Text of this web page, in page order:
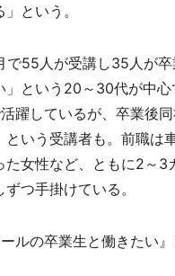
という。
55人が受講し35人が
という20～30代が中
躍しているが、卒業後
いう受講者も。前職は
女性など、ともに2～
つ手掛けている。
ルの卒業生と働きたい